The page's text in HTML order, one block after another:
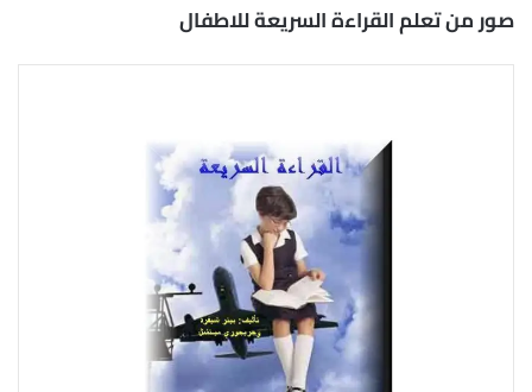
صور من تعلم القراءة السريعة للاطفال